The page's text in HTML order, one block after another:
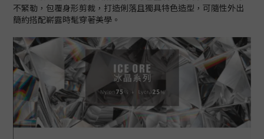
不緊勒，包覆身形剪裁​，打造俐落且獨具特色造型，可隨性外出
簡約搭配嶄露時髦穿著美學。